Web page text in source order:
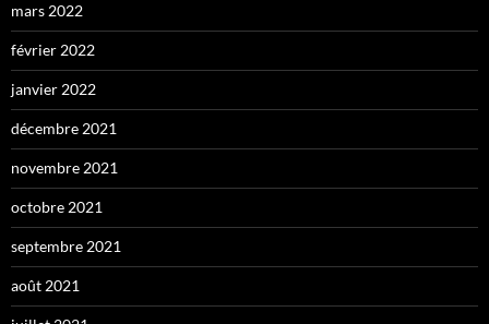
mars 2022
février 2022
janvier 2022
décembre 2021
novembre 2021
octobre 2021
septembre 2021
août 2021